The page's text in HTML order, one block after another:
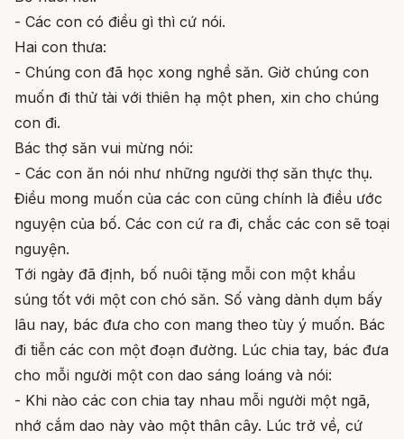
- Các con có điều gì thì cứ nói.
Hai con thưa:
- Chúng con đã học xong nghề săn. Giờ chúng con
muốn đi thử tài với thiên hạ một phen, xin cho chúng
con đi.
Bác thợ săn vui mừng nói:
- Các con ăn nói như những người thợ săn thực thụ.
Điều mong muốn của các con cũng chính là điều ước
nguyện của bố. Các con cứ ra đi, chắc các con sẽ toại
nguyện.
Tới ngày đã định, bố nuôi tặng mỗi con một khẩu
súng tốt với một con chó săn. Số vàng dành dụm bấy
lâu nay, bác đưa cho con mang theo tùy ý muốn. Bác
đi tiễn các con một đoạn đường. Lúc chia tay, bác đưa
cho mỗi người một con dao sáng loáng và nói:
- Khi nào các con chia tay nhau mỗi người một ngã,
nhớ cắm dao này vào một thân cây. Lúc trở về, cứ